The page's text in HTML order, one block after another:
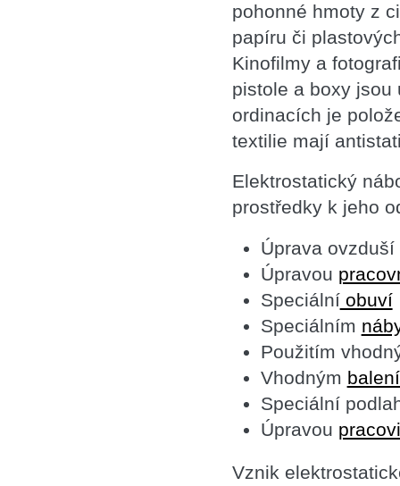
pohonné hmoty z
papíru či
Kinofilmy a
pistole a boxy jsou
ordinacích je
textilie mají
Elektrostatický
prostředky k jeho
Úprava
Úpravou
Speciálníobuví
Speciálním
Použitím
Vhodným
Speciální
Úpravou
Vznik